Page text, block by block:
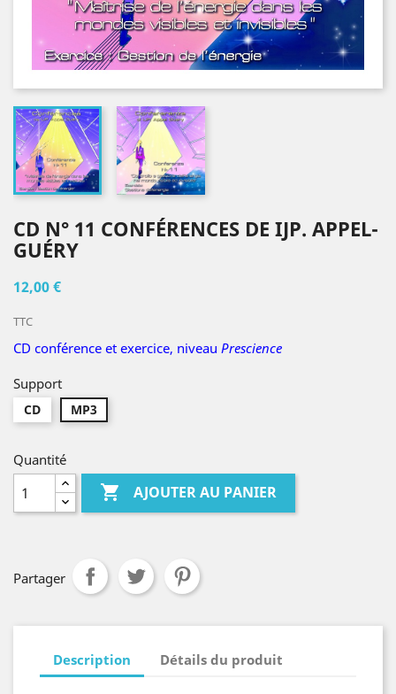
CD N° 11 CONFÉRENCES DE IJP. APPEL-
GUÉRY
12,00 €
TTC
CD conférence et exercice, niveau Prescience
Support
CD MP3
Quantité
 AJOUTER AU PANIER
Partager
Description Détails du produit